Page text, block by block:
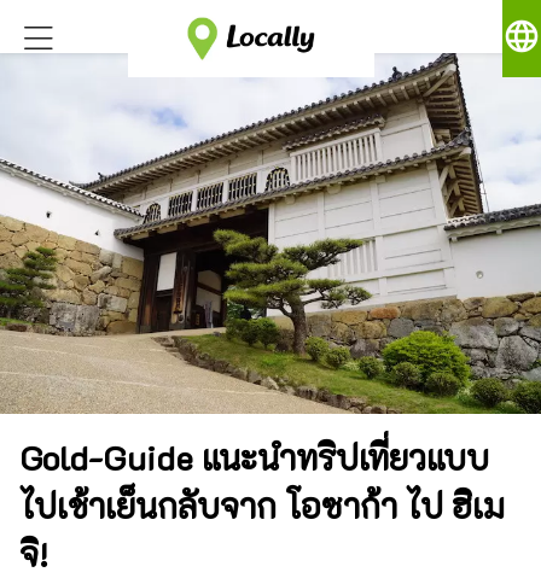
language
Gold-Guide แนะนำทริปเที่ยวแบบ
ไปเช้าเย็นกลับจาก โอซาก้า ไป ฮิเม
จิ!